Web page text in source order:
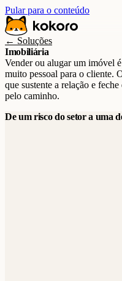
Pular para o conteúdo
← Soluções
Imobiliária
Vender ou alugar um imóvel
muito pessoal para o cliente.
que sustente a relação e
pelo caminho.
De um risco do setor a uma